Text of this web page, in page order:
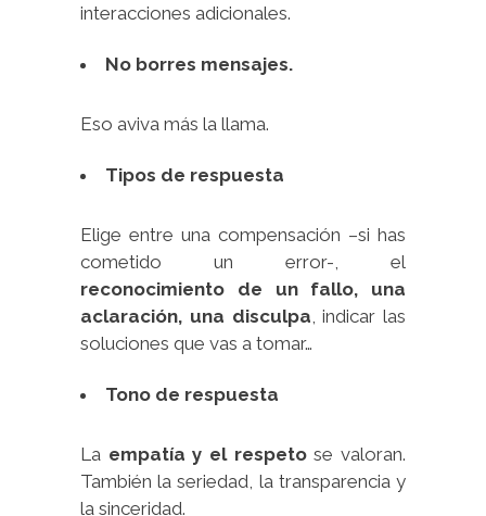
interacciones adicionales.
No borres mensajes.
Eso aviva más la llama.
Tipos de respuesta
Elige entre una compensación –si has
cometido un error-, el
reconocimiento de un fallo, una
aclaración, una disculpa , indicar las
soluciones que vas a tomar…
Tono de respuesta
La empatía y el respetose valoran.
También la seriedad, la transparencia y
la sinceridad.